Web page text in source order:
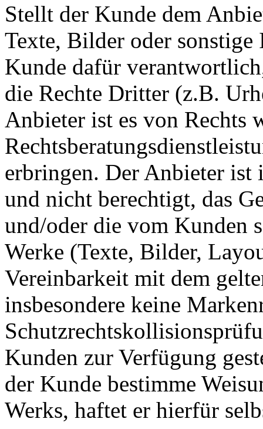
Stellt der Kunde dem
Texte, Bilder oder
Kunde dafür
die Rechte Dritter (z.B.
Anbieter ist es von Rechts
erbringen. Der Anbieter ist
und nicht berechtigt, das
und/oder die vom Kunden
Werke (Texte, Bilder,
Vereinbarkeit mit dem
insbesondere keine
Kunden zur Verfügung
der Kunde bestimme
Werks, haftet er hierfür